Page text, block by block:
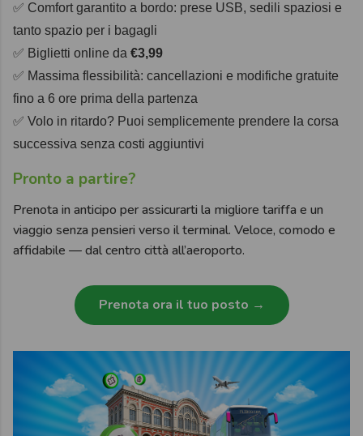
✅ Comfort garantito a bordo: prese USB, sedili spaziosi e
tanto spazio per i bagagli
✅ Biglietti online da €3,99
✅ Massima flessibilità: cancellazioni e modifiche gratuite
fino a 6 ore prima della partenza
✅ Volo in ritardo? Puoi semplicemente prendere la corsa
successiva senza costi aggiuntivi
Pronto a partire?
Prenota in anticipo per assicurarti la migliore tariffa e un
viaggio senza pensieri verso il terminal. Veloce, comodo e
affidabile — dal centro città all’aeroporto.
Prenota ora il tuo posto →